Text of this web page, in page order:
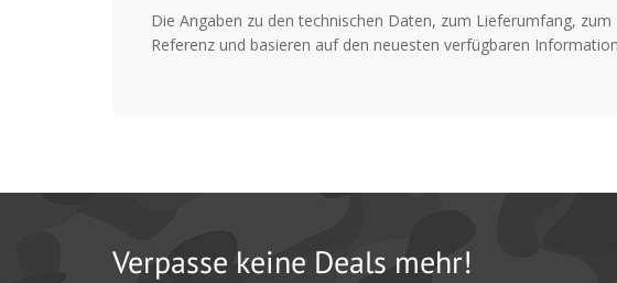
Die Angaben zu den technischen Daten, zum Lieferumfang,
Referenz und basieren auf den neuesten verfügbaren
Verpasse keine Deals mehr!